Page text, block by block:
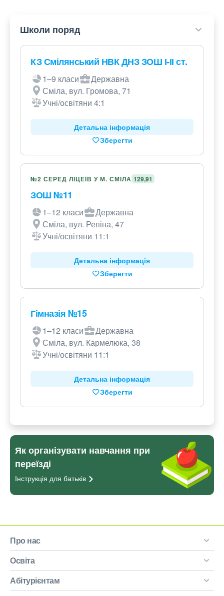
Школи поряд
КЗ Смілянський НВК ДНЗ ЗОШ І-ІІ ст.
1–9 класи
Державна
Сміла, вул. Громова, 71
Учні/освітяни 4:1
Детальна інформація
Зберегти
№2 СЕРЕД ЛІЦЕЇВ У М. СМІЛА 129,91
ЗОШ №11
1–12 класи
Державна
Сміла, вул. Репіна, 47
Учні/освітяни 11:1
Детальна інформація
Зберегти
Гімназія №15
1–12 класи
Державна
Сміла, вул. Кармелюка, 38
Учні/освітяни 11:1
Детальна інформація
Зберегти
Як організувати навчання при
переїзді
Інструкція для батьків
Про нас
Освіта
Абітурієнтам